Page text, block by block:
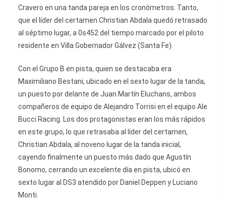
Cravero en una tanda pareja en los cronómetros. Tanto,
que el líder del certamen Christian Abdala quedó retrasado
al séptimo lugar, a 0s452 del tiempo marcado por el piloto
residente en Villa Gobernador Gálvez (Santa Fe).
Con el Grupo B en pista, quien se destacaba era
Maximiliano Bestani, ubicado en el sexto lugar de la tanda,
un puesto por delante de Juan Martín Eluchans, ambos
compañeros de equipo de Alejandro Torrisi en el equipo Ale
Bucci Racing. Los dos protagonistas eran los más rápidos
en este grupo, lo que retrasaba al líder del certamen,
Christian Abdala, al noveno lugar de la tanda inicial,
cayendo finalmente un puesto más dado que Agustín
Bonomo, cerrando un excelente día en pista, ubicó en
sexto lugar al DS3 atendido por Daniel Deppen y Luciano
Monti.